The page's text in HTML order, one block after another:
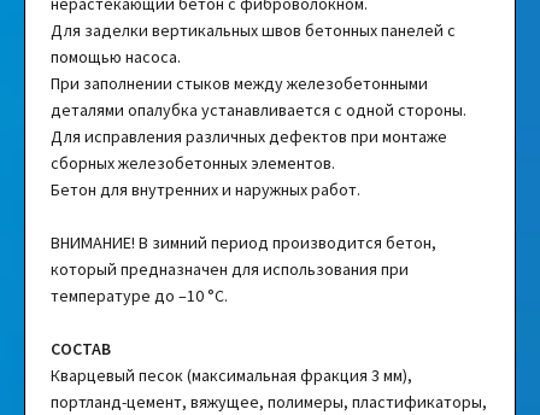
Для заделки вертикальных швов бетонных панелей с
помощью насоса.
При заполнении стыков между железобетонными
деталями опалубка устанавливается с одной стороны.
Для исправления различных дефектов при монтаже
сборных железобетонных элементов.
Бетон для внутренних и наружных работ.
ВНИМАНИЕ! В зимний период производится бетон,
который предназначен для использования при
температуре до –10 °C.
СОСТАВ
Кварцевый песок (максимальная фракция 3 мм),
портланд-цемент, вяжущее, полимеры, пластификаторы,